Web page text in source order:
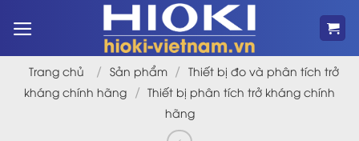
qua
dungTrang chủ / Sản phẩm / Thiết bị đo và phân tích trở
kháng chính hãng
/ Thiết bị phân tích trở kháng chính
hãng